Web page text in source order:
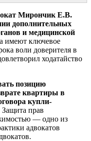
Мирончик Е.В.
дополнительных
и медицинской
имеют ключевое
воли доверителя в
ходатайство
позицию
квартиры в
купли-
Защита прав
— одно из
адвокатов